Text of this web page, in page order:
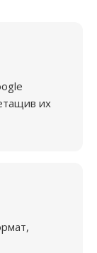
их